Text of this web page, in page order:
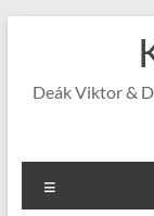
Deák Viktor &